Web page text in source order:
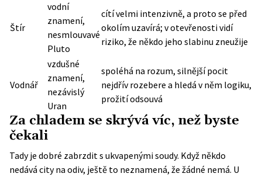
Štír
vodní
znamení,
nesmlouvavé
Pluto
cítí velmi intenzivně, a proto se před
okolím uzavírá; v otevřenosti vidí
riziko, že někdo jeho slabinu zneužije
Vodnář
vzdušné
znamení,
nezávislý
Uran
spoléhá na rozum, silnější pocit
nejdřív rozebere a hledá v něm logiku,
prožití odsouvá
Za chladem se skrývá víc, než byste
čekali
Tady je dobré zabrzdit s ukvapenými soudy. Když někdo
nedává city na odiv, ještě to neznamená, že žádné nemá. U